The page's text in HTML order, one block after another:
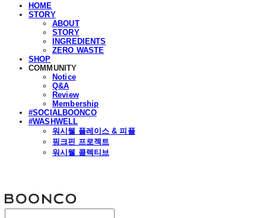
HOME
STORY
ABOUT
STORY
INGREDIENTS
ZERO WASTE
SHOP
COMMUNITY
Notice
Q&A
Review
Membership
#SOCIALBOONCO
#WASHWELL
워시웰 플레이스 & 피플
핑크핀 프로젝트
워시웰 콜렉티브